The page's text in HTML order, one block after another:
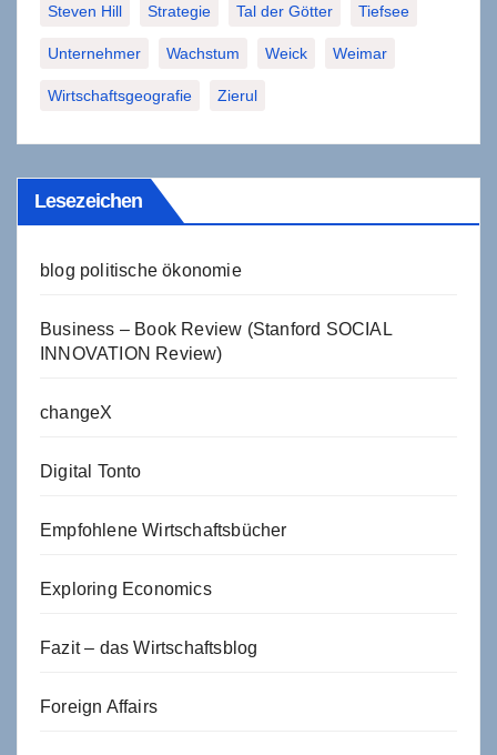
Steven Hill Strategie Tal der Götter Tiefsee
Unternehmer Wachstum Weick Weimar
Wirtschaftsgeografie Zierul
Lesezeichen
blog politische ökonomie
Business – Book Review (Stanford SOCIAL
INNOVATION Review)
changeX
Digital Tonto
Empfohlene Wirtschaftsbücher
Exploring Economics
Fazit – das Wirtschaftsblog
Foreign Affairs